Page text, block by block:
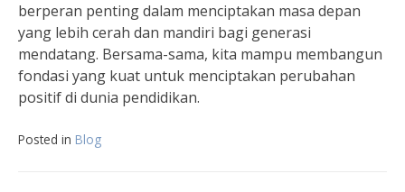
berperan penting dalam menciptakan masa depan
yang lebih cerah dan mandiri bagi generasi
mendatang. Bersama-sama, kita mampu membangun
fondasi yang kuat untuk menciptakan perubahan
positif di dunia pendidikan.
Posted in Blog